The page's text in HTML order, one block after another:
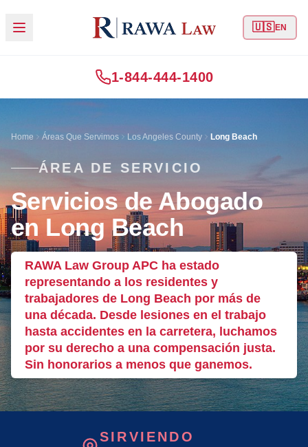
🇺🇸EN
1-844-444-1400
Home Áreas Que Servimos Los Angeles County Long Beach
ÁREA DE SERVICIO
Servicios de Abogado
en Long Beach
RAWA Law Group APC ha estado
representando a los residentes y
trabajadores de Long Beach por más de
una década. Desde lesiones en el trabajo
hasta accidentes en la carretera, luchamos
por su derecho a una compensación justa.
Sin honorarios a menos que ganemos.
SIRVIENDO